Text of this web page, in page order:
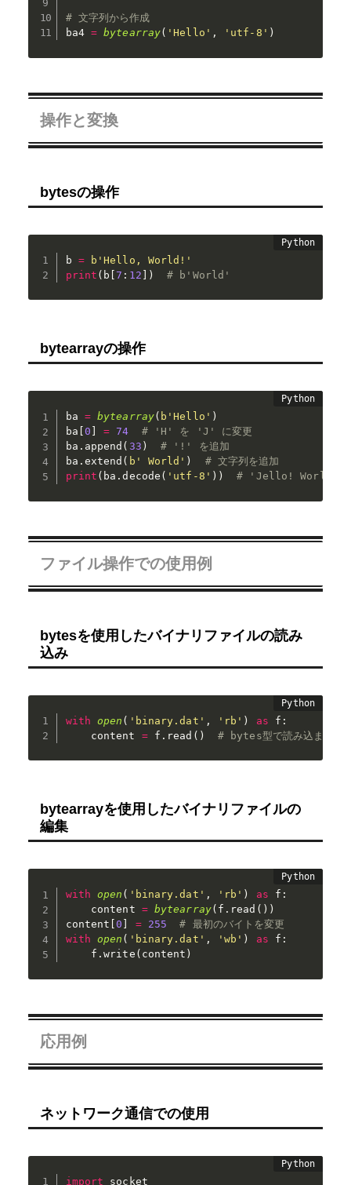
# 文字列から作成
ba4 = bytearray( 'Hello' , 'utf-8' )
操作と変換
bytesの操作
b =
b'Hello, World!'
print ( b [7 : 12 ] ) # b'World'
bytearrayの操作
ba = bytearray( b'Hello' )
ba 0 = 74
# 'H' を 'J' に変更
ba . append ( 33 )
# '!' を追加
ba . extend ( b' World' )
# 文字列を追加
print ( ba .decode ( 'utf-8' ) ) # 'Jello! World'
ファイル操作での使用例
bytesを使用したバイナリファイルの読み
込み
with open ( 'binary.dat' , 'rb' ) as f :
    content
= f . read ( ) # bytes型で読み込まれる
bytearrayを使用したバイナリファイルの
編集
with open ( 'binary.dat' , 'rb' ) as f :
    content
= bytearray( f . read ( ) )
content [0 = 255
# 最初のバイトを変更
with
open ( 'binary.dat' , 'wb' ) as f :
    f
.write ( content )
応用例
ネットワーク通信での使用
import socket